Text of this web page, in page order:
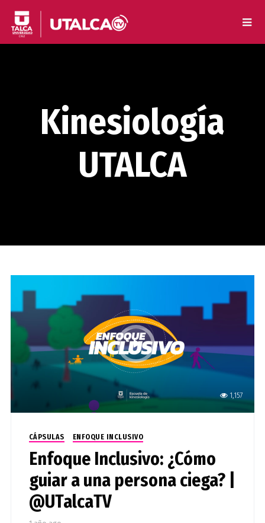
Kinesiología
UTALCA
1,157
CÁPSULAS ENFOQUE INCLUSIVO
Enfoque Inclusivo: ¿Cómo
guiar a una persona ciega? |
@UTalcaTV